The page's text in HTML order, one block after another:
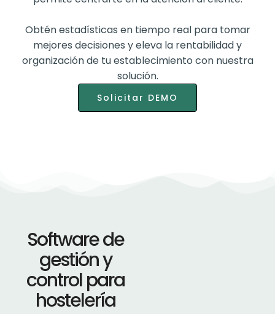
Obtén estadísticas en tiempo real para tomar
mejores decisiones y eleva la rentabilidad y
organización de tu establecimiento con nuestra
solución.
Solicitar DEMO
Software de
gestión y
control para
hostelería